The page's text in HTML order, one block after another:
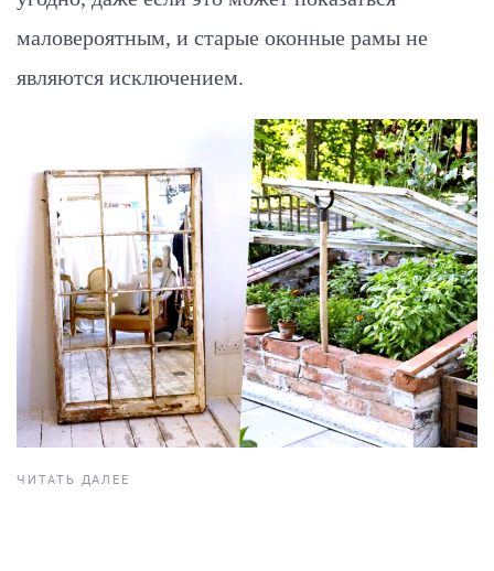
маловероятным, и старые оконные рамы не
являются исключением.
ЧИТАТЬ ДАЛЕЕ